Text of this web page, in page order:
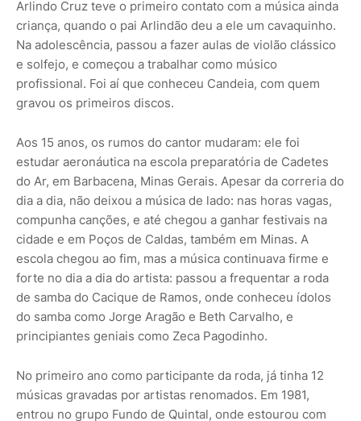
Arlindo Cruz teve o primeiro contato com a música ainda
criança, quando o pai Arlindão deu a ele um cavaquinho.
Na adolescência, passou a fazer aulas de violão clássico
e solfejo, e começou a trabalhar como músico
profissional. Foi aí que conheceu Candeia, com quem
gravou os primeiros discos.
Aos 15 anos, os rumos do cantor mudaram: ele foi
estudar aeronáutica na escola preparatória de Cadetes
do Ar, em Barbacena, Minas Gerais. Apesar da correria do
dia a dia, não deixou a música de lado: nas horas vagas,
compunha canções, e até chegou a ganhar festivais na
cidade e em Poços de Caldas, também em Minas. A
escola chegou ao fim, mas a música continuava firme e
forte no dia a dia do artista: passou a frequentar a roda
de samba do Cacique de Ramos, onde conheceu ídolos
do samba como Jorge Aragão e Beth Carvalho, e
principiantes geniais como Zeca Pagodinho.
No primeiro ano como participante da roda, já tinha 12
músicas gravadas por artistas renomados. Em 1981,
entrou no grupo Fundo de Quintal, onde estourou com